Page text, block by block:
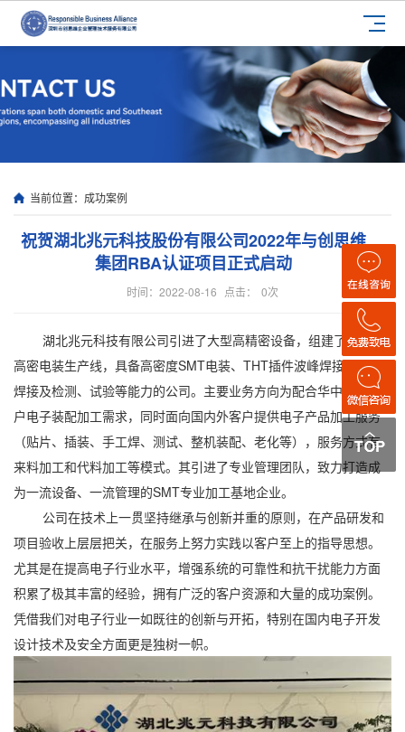
当前位置： 成功案例
祝贺湖北兆元科技股份有限公司2022年与创思维
集团RBA认证项目正式启动
时间：2022-08-16 点击： 0次
湖北兆元科技有限公司引进了大型高精密设备，组建了完整的
高密电装生产线，具备高密度SMT电装、THT插件波峰焊接、手工
焊接及检测、试验等能力的公司。主要业务方向为配合华中地区客
户电子装配加工需求，同时面向国内外客户提供电子产品加工服务
（贴片、插装、手工焊、测试、整机装配、老化等），服务方式有
来料加工和代料加工等模式。其引进了专业管理团队，致力打造成
为一流设备、一流管理的SMT专业加工基地企业。
公司在技术上一贯坚持继承与创新并重的原则，在产品研发和
项目验收上层层把关，在服务上努力实践以客户至上的指导思想。
尤其是在提高电子行业水平，增强系统的可靠性和抗干扰能力方面
积累了极其丰富的经验，拥有广泛的客户资源和大量的成功案例。
凭借我们对电子行业一如既往的创新与开拓，特别在国内电子开发
设计技术及安全方面更是独树一帜。